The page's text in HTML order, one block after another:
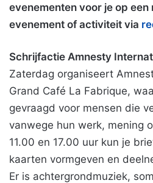
evenementen voor je op een
evenement of activiteit via
Schrijfactie Amnesty
Zaterdag organiseert
Grand Café La Fabrique,
gevraagd voor mensen die
vanwege hun werk, mening
11.00 en 17.00 uur kun je
kaarten vormgeven en
Er is achtergrondmuziek,